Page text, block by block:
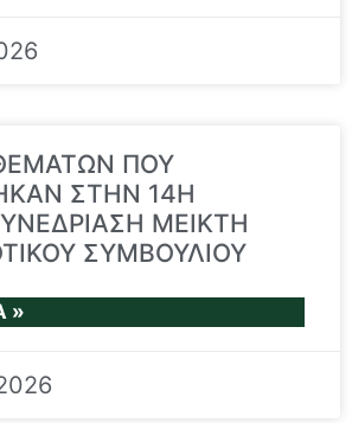
ΠΟΥ
ΣΤΗΝ 14Η
ΜΕΙΚΤΗ
ΣΥΜΒΟΥΛΙΟΥ
»